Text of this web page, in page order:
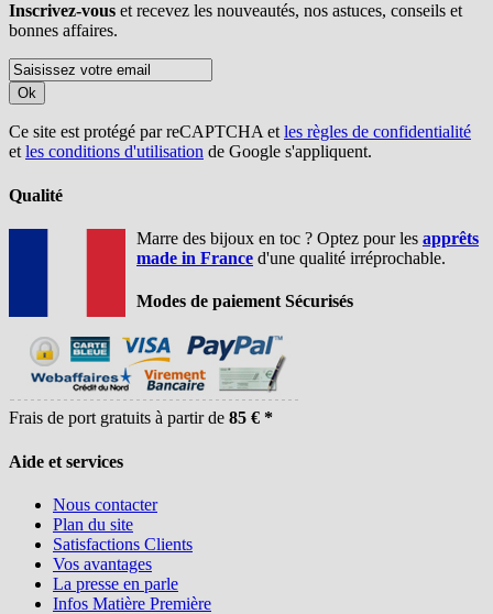
Inscrivez-vous et recevez les nouveautés, nos astuces, conseils et
bonnes affaires.
Ok
Ce site est protégé par reCAPTCHA etles règles de confidentialité
etles conditions d'utilisation de Google s'appliquent.
Qualité
Marre des bijoux en toc ? Optez pour les apprêts
made in France d'une qualité irréprochable.
Modes de paiement Sécurisés
Frais de port gratuits à partir de 85 € *
Aide et services
Nous contacter
Plan du site
Satisfactions Clients
Vos avantages
La presse en parle
Infos Matière Première